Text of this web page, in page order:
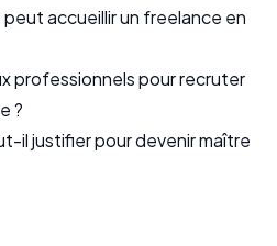
accueillir un freelance en
professionnels pour recruter
?
il justifier pour devenir maître